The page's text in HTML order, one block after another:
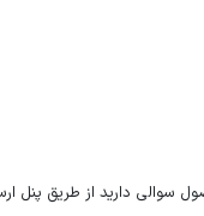
سوالی دارید از طریق پنل